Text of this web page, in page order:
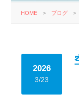
HOME > ブログ >
2026
3/23